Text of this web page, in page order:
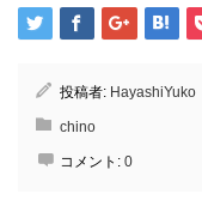
投稿者: HayashiYuko
chino
コメント: 0